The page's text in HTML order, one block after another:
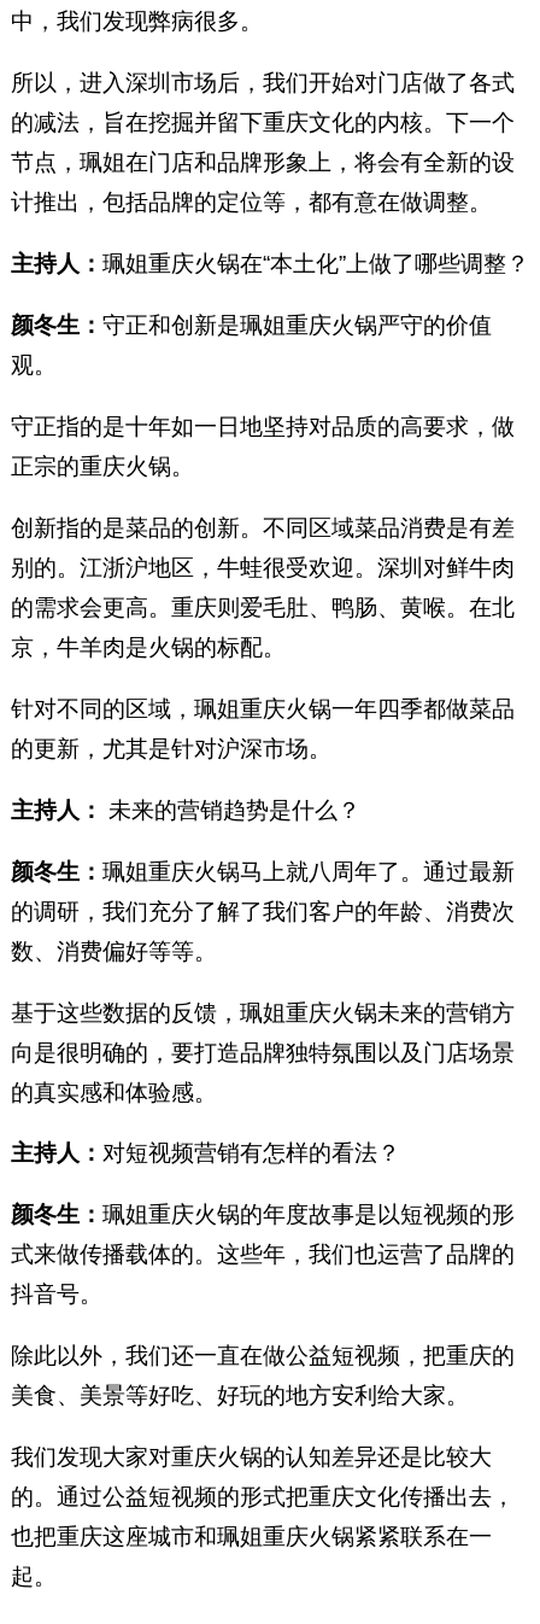
中，我们发现弊病很多。
所以，进入深圳市场后，我们开始对门店做了各式
的减法，旨在挖掘并留下重庆文化的内核。下一个
节点，珮姐在门店和品牌形象上，将会有全新的设
计推出，包括品牌的定位等，都有意在做调整。
主持人： 珮姐重庆火锅在“本土化”上做了哪些调整？
颜冬生： 守正和创新是珮姐重庆火锅严守的价值
观。
守正指的是十年如一日地坚持对品质的高要求，做
正宗的重庆火锅。
创新指的是菜品的创新。不同区域菜品消费是有差
别的。江浙沪地区，牛蛙很受欢迎。深圳对鲜牛肉
的需求会更高。重庆则爱毛肚、鸭肠、黄喉。在北
京，牛羊肉是火锅的标配。
针对不同的区域，珮姐重庆火锅一年四季都做菜品
的更新，尤其是针对沪深市场。
主持人： 未来的营销趋势是什么？
颜冬生： 珮姐重庆火锅马上就八周年了。通过最新
的调研，我们充分了解了我们客户的年龄、消费次
数、消费偏好等等。
基于这些数据的反馈，珮姐重庆火锅未来的营销方
向是很明确的，要打造品牌独特氛围以及门店场景
的真实感和体验感。
主持人： 对短视频营销有怎样的看法？
颜冬生： 珮姐重庆火锅的年度故事是以短视频的形
式来做传播载体的。这些年，我们也运营了品牌的
抖音号。
除此以外，我们还一直在做公益短视频，把重庆的
美食、美景等好吃、好玩的地方安利给大家。
我们发现大家对重庆火锅的认知差异还是比较大
的。通过公益短视频的形式把重庆文化传播出去，
也把重庆这座城市和珮姐重庆火锅紧紧联系在一
起。